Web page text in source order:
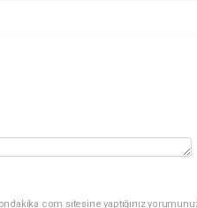
sitesine yaptığınız